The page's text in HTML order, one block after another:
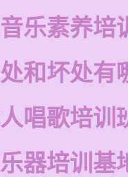
乐素养培
和坏处有
唱歌培训
器培训基